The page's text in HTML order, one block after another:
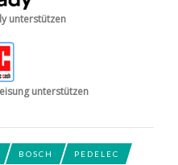
unterstützen
unterstützen
BOSCH PEDELEC